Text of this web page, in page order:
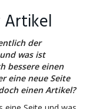
Artikel
der
was ist
bessere einen
eine neue Seite
einen Artikel?